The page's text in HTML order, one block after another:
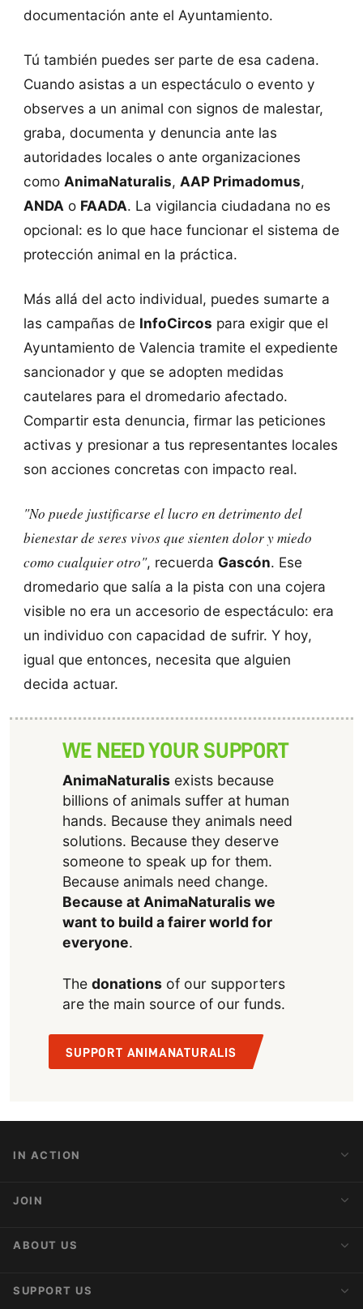
documentación ante el Ayuntamiento.
Tú también puedes ser parte de esa cadena.
Cuando asistas a un espectáculo o evento y
observes a un animal con signos de malestar,
graba, documenta y denuncia ante las
autoridades locales o ante organizaciones
como AnimaNaturalis, AAP Primadomus,
ANDA o FAADA. La vigilancia ciudadana no es
opcional: es lo que hace funcionar el sistema de
protección animal en la práctica.
Más allá del acto individual, puedes sumarte a
las campañas de InfoCircos para exigir que el
Ayuntamiento de Valencia tramite el expediente
sancionador y que se adopten medidas
cautelares para el dromedario afectado.
Compartir esta denuncia, firmar las peticiones
activas y presionar a tus representantes locales
son acciones concretas con impacto real.
"No puede justificarse el lucro en detrimento del
bienestar de seres vivos que sienten dolor y miedo
como cualquier otro", recuerda Gascón. Ese
dromedario que salía a la pista con una cojera
visible no era un accesorio de espectáculo: era
un individuo con capacidad de sufrir. Y hoy,
igual que entonces, necesita que alguien
decida actuar.
WE NEED YOUR SUPPORT
AnimaNaturalisexists because
billions of animals suffer at human
hands. Because they animals need
solutions. Because they deserve
someone to speak up for them.
Because animals need change.
Because at AnimaNaturalis we
want to build a fairer world for
everyone.
The donationsof our supporters
are the main source of our funds.
SUPPORT ANIMANATURALIS
IN ACTION
JOIN
Activist Network
ABOUT US
About AnimaNaturalis
SUPPORT US